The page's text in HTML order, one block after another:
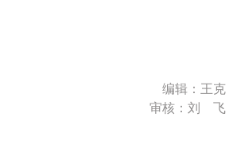
编辑：王克
审核：刘 飞